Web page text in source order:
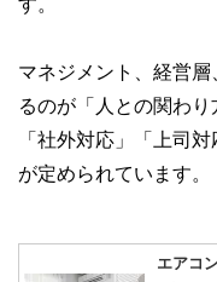
す。
マネジメント、経営
るのが「人との関わり
「社外対応」「上司
が定められています。
エアコ